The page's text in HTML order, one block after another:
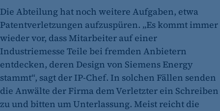
Die Abteilung hat noch weitere Aufgaben, etwa
Patentverletzungen aufzuspüren. „Es kommt immer
wieder vor, dass Mitarbeiter auf einer
Industriemesse Teile bei fremden Anbietern
entdecken, deren Design von Siemens Energy
stammt“, sagt der IP-Chef. In solchen Fällen senden
die Anwälte der Firma dem Verletzter ein Schreiben
zu und bitten um Unterlassung. Meist reicht die